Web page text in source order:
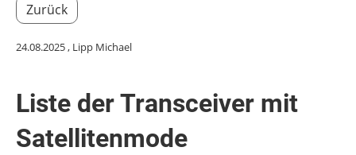
Zurück
24.08.2025, Lipp Michael
Liste der Transceiver mit
Satellitenmode